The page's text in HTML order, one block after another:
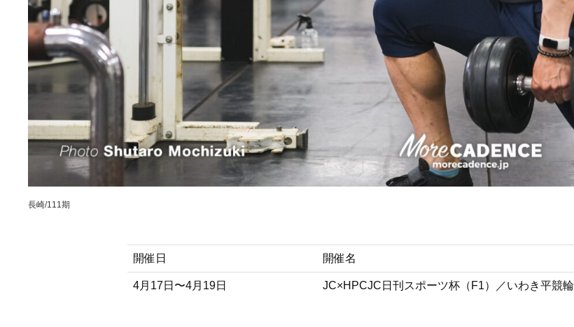
長崎/111期
開催日 開催名
4月17日〜4月19日 JC×HPCJC日刊スポーツ杯（F1）／いわき平競